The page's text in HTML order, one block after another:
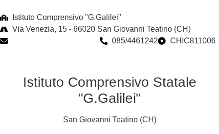
Istituto Comprensivo "G.Galilei"
Via Venezia, 15 - 66020 San Giovanni Teatino (CH)
085/4461242 CHIC811006
Istituto Comprensivo Statale
"G.Galilei"
San Giovanni Teatino (CH)